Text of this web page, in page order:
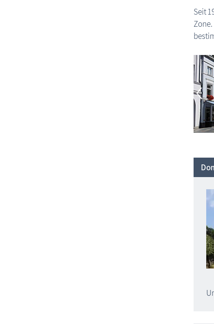
Seit